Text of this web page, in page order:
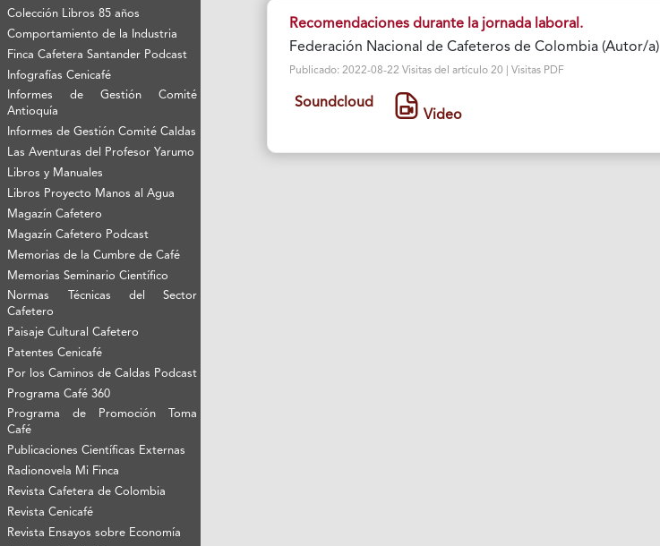
Colección Libros 85 años
Comportamiento de la Industria
Finca Cafetera Santander Podcast
Infografías Cenicafé
Informes de Gestión Comité
Antioquía
Informes de Gestión Comité Caldas
Las Aventuras del Profesor Yarumo
Libros y Manuales
Libros Proyecto Manos al Agua
Magazín Cafetero
Magazín Cafetero Podcast
Memorias de la Cumbre de Café
Memorias Seminario Científico
Normas Técnicas del Sector
Cafetero
Paisaje Cultural Cafetero
Patentes Cenicafé
Por los Caminos de Caldas Podcast
Programa Café 360
Programa de Promoción Toma
Café
Publicaciones Científicas Externas
Radionovela Mi Finca
Revista Cafetera de Colombia
Revista Cenicafé
Revista Ensayos sobre Economía
Recomendaciones durante la jornada laboral.
Federación Nacional de Cafeteros de Colombia (Autor/a)
Publicado: 2022-08-22 Visitas del artículo 20 | Visitas PDF
Soundcloud
Video